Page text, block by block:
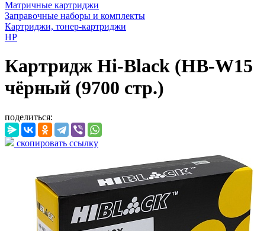
Матричные картриджи
Заправочные наборы и комплекты
Картриджи, тонер-картриджи
HP
Картридж Hi-Black (HB-
чёрный (9700 стр.)
поделиться:
скопировать ссылку